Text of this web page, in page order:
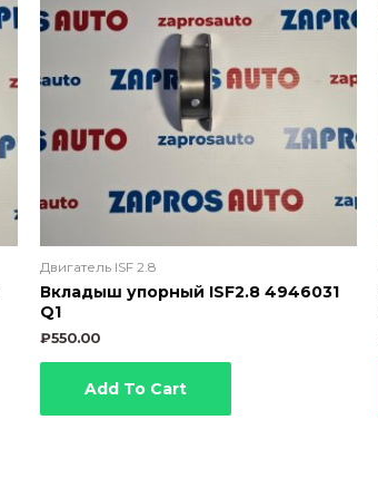
Двигатель ISF 2.8
Вкладыш упорный ISF2.8 4946031
Q1
₽550.00
Add To Cart